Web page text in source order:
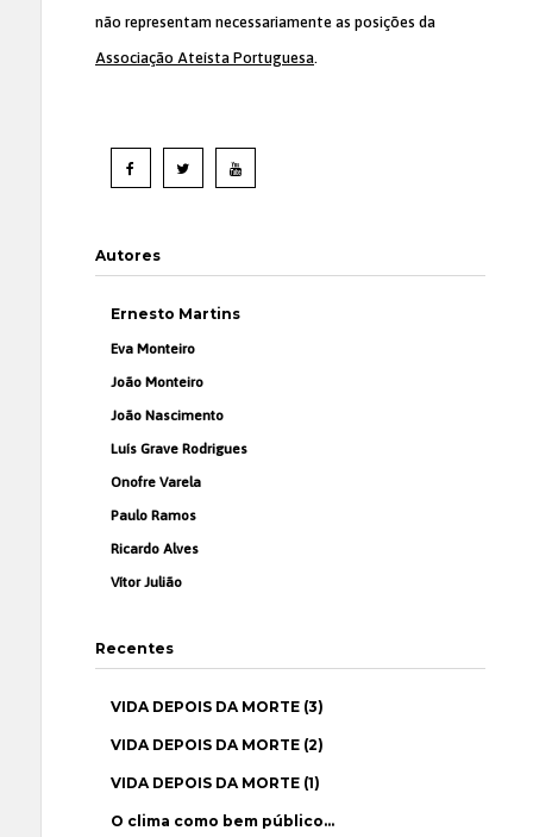
não representam necessariamente as posições da
Associação Ateísta Portuguesa.
Autores
Ernesto Martins
Eva Monteiro
João Monteiro
João Nascimento
Luís Grave Rodrigues
Onofre Varela
Paulo Ramos
Ricardo Alves
Vítor Julião
Recentes
VIDA DEPOIS DA MORTE (3)
VIDA DEPOIS DA MORTE (2)
VIDA DEPOIS DA MORTE (1)
O clima como bem público…